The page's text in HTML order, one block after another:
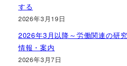
する
2026年3月19日
2026年3月以降～労働関連の研
情報・案内
2026年3月7日